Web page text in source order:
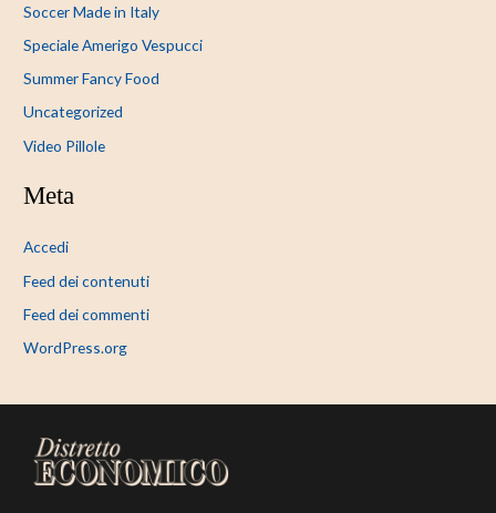
Soccer Made in Italy
Speciale Amerigo Vespucci
Summer Fancy Food
Uncategorized
Video Pillole
Meta
Accedi
Feed dei contenuti
Feed dei commenti
WordPress.org